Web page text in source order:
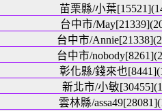
苗栗縣/小葉
台中市/
台中市/
台中市/
彰化縣/錢來也
新北市/小敏
雲林縣/